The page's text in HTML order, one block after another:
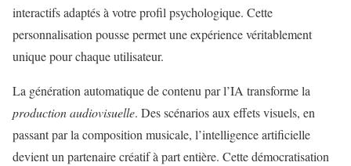
interactifs adaptés à votre profil psychologique. Cette
personnalisation pousse permet une expérience véritablement
unique pour chaque utilisateur.
La génération automatique de contenu par l’IA transforme la
production audiovisuelle. Des scénarios aux effets visuels, en
passant par la composition musicale, l’intelligence artificielle
devient un partenaire créatif à part entière. Cette démocratisation